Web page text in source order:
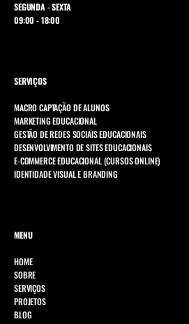
SEGUNDA - SEXTA
09:00 - 18:00
SERVIÇOS
MACRO CAPTAÇÃO DE ALUNOS
MARKETING EDUCACIONAL
GESTÃO DE REDES SOCIAIS EDUCACIONAIS
DESENVOLVIMENTO DE SITES EDUCACIONAIS
E-COMMERCE EDUCACIONAL (CURSOS ONLINE)
IDENTIDADE VISUAL E BRANDING
MENU
HOME
SOBRE
SERVIÇOS
PROJETOS
BLOG